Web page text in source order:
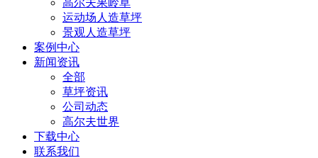
高尔夫果岭草
运动场人造草坪
景观人造草坪
案例中心
新闻资讯
全部
草坪资讯
公司动态
高尔夫世界
下载中心
联系我们